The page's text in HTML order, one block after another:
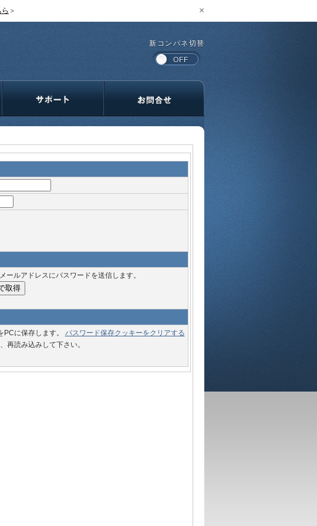
＞ ×
新コンパネ切替
ールアドレスにパスワードを送信します。
に保存します。 パスワード保存クッキーをクリアする
再読み込みして下さい。